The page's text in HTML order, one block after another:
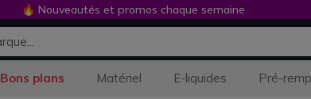
Bons plans Matériel E-liquides Pré-
🔥 Nouveautés et promos chaque semaine